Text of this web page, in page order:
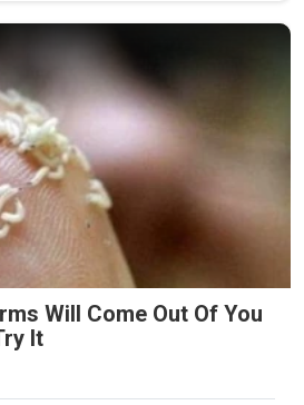
Will Come Out Of You
It